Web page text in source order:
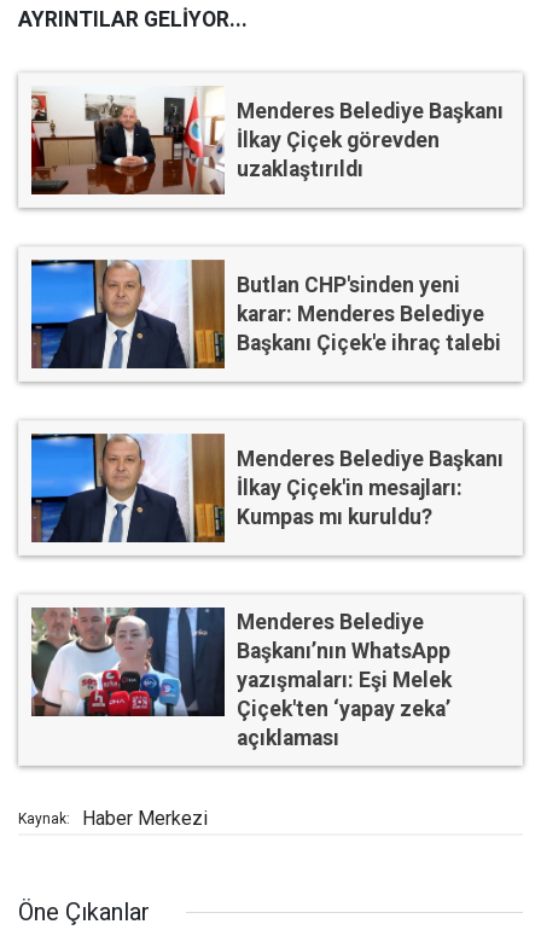
AYRINTILAR GELİYOR...
Menderes Belediye Başkanı
İlkay Çiçek görevden
uzaklaştırıldı
Butlan CHP'sinden yeni
karar: Menderes Belediye
Başkanı Çiçek'e ihraç talebi
Menderes Belediye Başkanı
İlkay Çiçek'in mesajları:
Kumpas mı kuruldu?
Menderes Belediye
Başkanı’nın WhatsApp
yazışmaları: Eşi Melek
Çiçek'ten ‘yapay zeka’
açıklaması
Kaynak: Haber Merkezi
Öne Çıkanlar